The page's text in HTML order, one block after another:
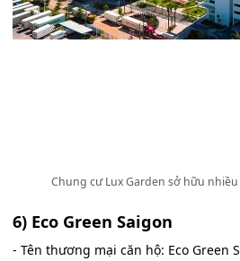
Chung cư Lux Garden sở hữu
6) Eco Green Saigon
- Tên thương mại căn hộ: Eco Green